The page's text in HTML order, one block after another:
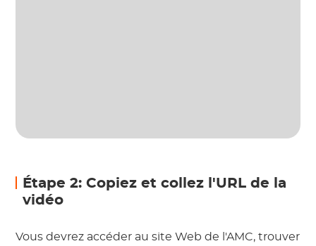
Étape 2: Copiez et collez l'URL de la
vidéo
Vous devrez accéder au site Web de l'AMC, trouver